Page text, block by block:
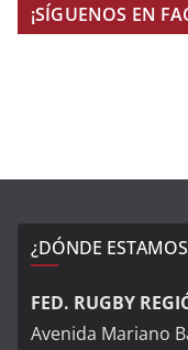
¡SÍGUENOS EN
¿DÓNDE
FED. RUGBY
Avenida Mariano